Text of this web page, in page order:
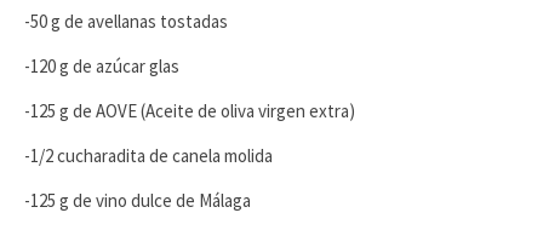
-50 g de avellanas tostadas
-120 g de azúcar glas
-125 g de AOVE (Aceite de oliva virgen extra)
-1/2 cucharadita de canela molida
-125 g de vino dulce de Málaga